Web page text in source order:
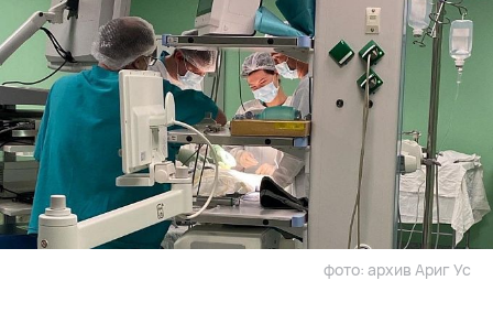
фото: архив Ариг Ус